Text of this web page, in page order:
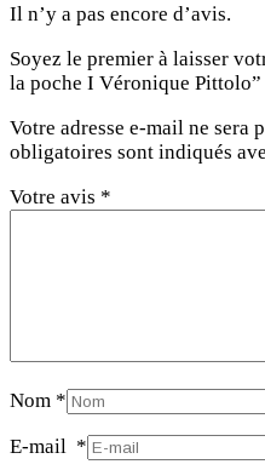
Il n’y a pas encore d’avis.
Soyez le premier à laisser
la poche I Véronique Pittolo”
Votre adresse e-mail ne sera
obligatoires sont indiqués
Votre avis *
Nom *
E-mail *